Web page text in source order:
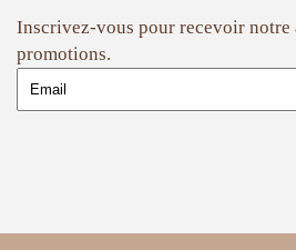
Inscrivez-vous pour recevoir notre
promotions.